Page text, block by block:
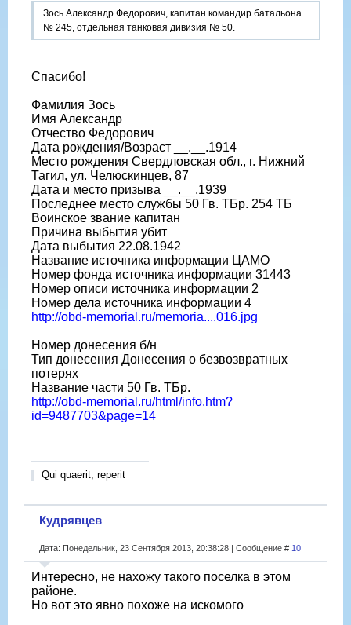
Зось Александр Федорович, капитан командир батальона
№ 245, отдельная танковая дивизия № 50.
Спасибо!
Фамилия Зось
Имя Александр
Отчество Федорович
Дата рождения/Возраст __.__.1914
Место рождения Свердловская обл., г. Нижний
Тагил, ул. Челюскинцев, 87
Дата и место призыва __.__.1939
Последнее место службы 50 Гв. ТБр. 254 ТБ
Воинское звание капитан
Причина выбытия убит
Дата выбытия 22.08.1942
Название источника информации ЦАМО
Номер фонда источника информации 31443
Номер описи источника информации 2
Номер дела источника информации 4
http://obd-memorial.ru/memoria....016.jpg
Номер донесения б/н
Тип донесения Донесения о безвозвратных
потерях
Название части 50 Гв. ТБр.
http://obd-memorial.ru/html/info.htm?
id=9487703&page=14
Qui quaerit, reperit
Кудрявцев
Дата: Понедельник, 23 Сентября 2013, 20:38:28 | Сообщение # 10
Интересно, не нахожу такого поселка в этом
районе.
Но вот это явно похоже на искомого